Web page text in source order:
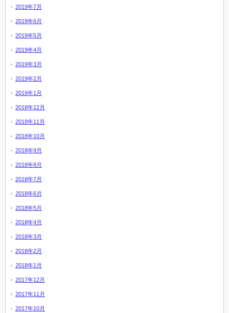
2019年7月
2019年6月
2019年5月
2019年4月
2019年3月
2019年2月
2019年1月
2018年12月
2018年11月
2018年10月
2018年9月
2018年8月
2018年7月
2018年6月
2018年5月
2018年4月
2018年3月
2018年2月
2018年1月
2017年12月
2017年11月
2017年10月